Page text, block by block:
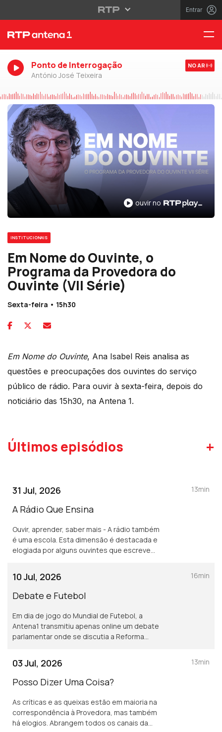
Entrar
Ponto de Interrogação
António José Teixeira
NO AR
ouvir no
INSTITUCIONAIS
Em Nome do Ouvinte, o
Programa da Provedora do
Ouvinte (VII Série)
Sexta-feira • 15h30
Em Nome do Ouvinte, Ana Isabel Reis analisa as
questões e preocupações dos ouvintes do serviço
público de rádio. Para ouvir à sexta-feira, depois do
noticiário das 15h30, na Antena 1.
Últimos episódios +
31 Jul, 2026
A Rádio Que Ensina
Ouvir, aprender, saber mais - A rádio também
é uma escola. Esta dimensão é destacada e
elogiada por alguns ouvintes que escrevem
13min
10 Jul, 2026
Debate e Futebol
Em dia de jogo do Mundial de Futebol, a
Antena1 transmitiu apenas online um debate
parlamentar onde se discutia a Reforma
16min
03 Jul, 2026
Posso Dizer Uma Coisa?
As críticas e as queixas estão em maioria na
correspondência à Provedora, mas também
há elogios. Abrangem todos os canais da
13min